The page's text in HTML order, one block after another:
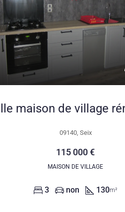
09140, Seix
115 000 €
MAISON DE VILLAGE
3 non 130m²